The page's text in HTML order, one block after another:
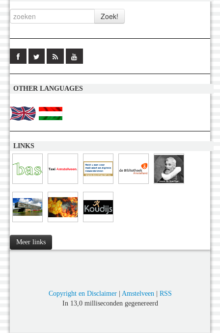
OTHER LANGUAGES
LINKS
Meer links
Copyright en Disclaimer| Amstelveen| RSS
In 13,0 milliseconden gegenereerd